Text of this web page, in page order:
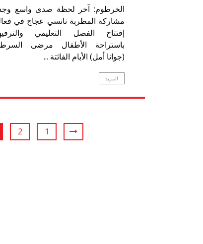
الخرطوم: آخر لحظة صدى واسع
مشاركة المطربة نانسي عجاج في
إفتتاح الفصل التعليمي
باستراحة الأطفال مرضى
(جوانا أمل) الأيام الفائتة ...
المزيد
1
2